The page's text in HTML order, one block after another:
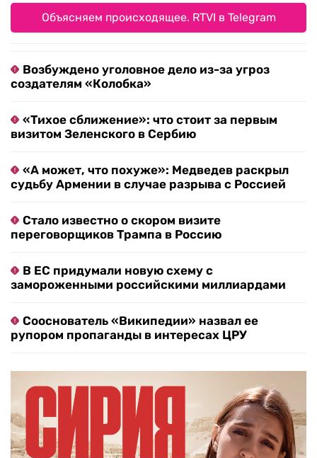
Объясняем происходящее. RTVI в Telegram
Возбуждено уголовное дело из-за угроз
создателям «Колобка»
«Тихое сближение»: что стоит за первым
визитом Зеленского в Сербию
«А может, что похуже»: Медведев раскрыл
судьбу Армении в случае разрыва с Россией
Стало известно о скором визите
переговорщиков Трампа в Россию
В ЕС придумали новую схему с
замороженными российскими миллиардами
Сооснователь «Википедии» назвал ее
рупором пропаганды в интересах ЦРУ